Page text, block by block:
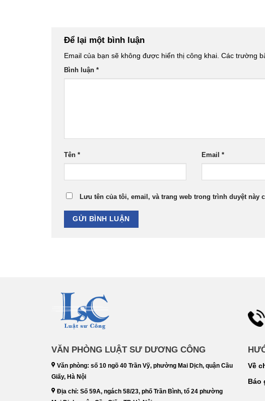
Để lại một bình luận
Email của bạn sẽ không được hiển thị công khai. Các trường
Bình luận *
Tên * Email*
Lưu tên của tôi, email, và trang web trong trình duyệt này
VĂN PHÒNG LUẬT SƯ DƯƠNG CÔNG
Văn phòng: số 10 ngõ 40 Trần Vỹ, phường Mai Dịch, quận Cầu
Giấy, Hà Nội
Địa chỉ: Số 59A, ngách 58/23, phố Trần Bình, tổ 24 phường
Về
Báo